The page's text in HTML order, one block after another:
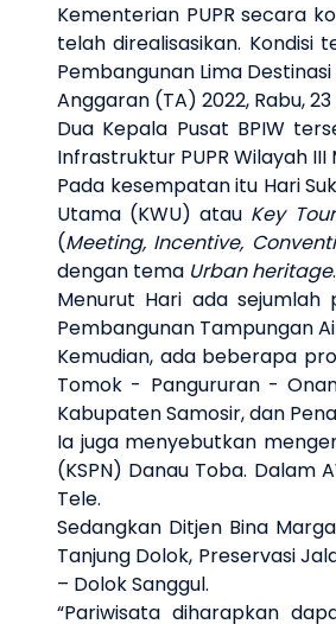
Kementerian PUPR secara
telah direalisasikan. Kondisi
Pembangunan Lima
Anggaran (TA) 2022, Rabu,
Dua Kepala Pusat BPIW
Infrastruktur PUPR Wilayah III
Pada kesempatan itu Hari
Utama (KWU) atau Key
(Meeting, Incentive,
dengan tema Urban heritage
Menurut Hari ada sejumlah
Pembangunan Tampungan
Kemudian, ada beberapa
Tomok - Pangururan -
Kabupaten Samosir, dan
Ia juga menyebutkan
(KSPN) Danau Toba. Dalam
Tele.
Sedangkan Ditjen Bina
Tanjung Dolok, Preservasi
– Dolok Sanggul.
“Pariwisata diharapkan